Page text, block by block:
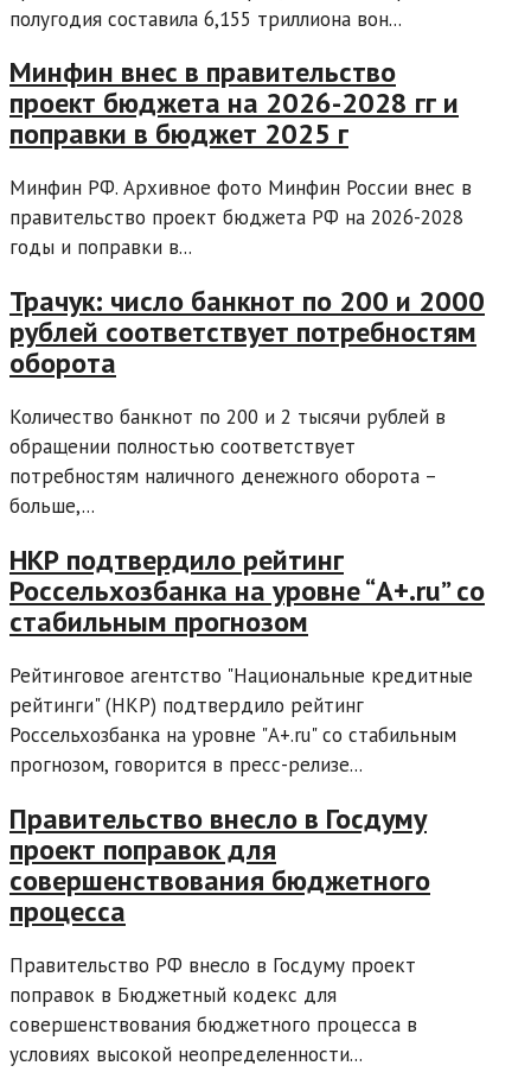
полугодия составила 6,155 триллиона вон...
Минфин внес в правительство
проект бюджета на 2026-2028 гг и
поправки в бюджет 2025 г
Минфин РФ. Архивное фото Минфин России внес в
правительство проект бюджета РФ на 2026-2028
годы и поправки в...
Трачук: число банкнот по 200 и 2000
рублей соответствует потребностям
оборота
Количество банкнот по 200 и 2 тысячи рублей в
обращении полностью соответствует
потребностям наличного денежного оборота –
больше,...
НКР подтвердило рейтинг
Россельхозбанка на уровне “A+.ru” со
стабильным прогнозом
Рейтинговое агентство "Национальные кредитные
рейтинги" (НКР) подтвердило рейтинг
Россельхозбанка на уровне "A+.ru" со стабильным
прогнозом, говорится в пресс-релизе...
Правительство внесло в Госдуму
проект поправок для
совершенствования бюджетного
процесса
Правительство РФ внесло в Госдуму проект
поправок в Бюджетный кодекс для
совершенствования бюджетного процесса в
условиях высокой неопределенности...